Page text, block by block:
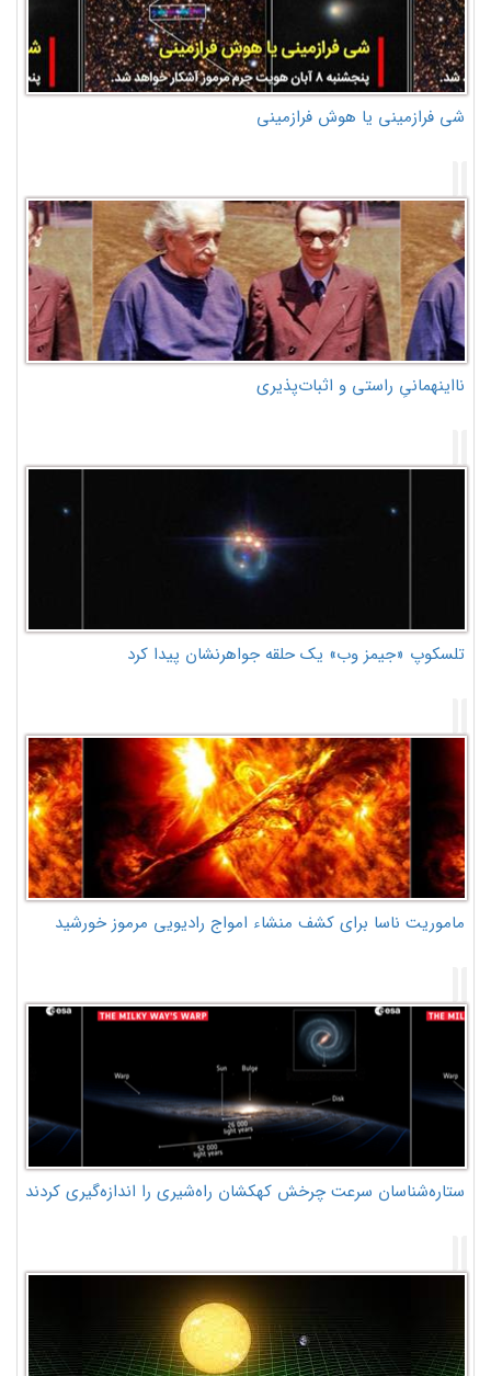
شی فرازمینی یا هوش فرازمینی
نااینهمانیِ راستی و اثبات‌پذیری
تلسکوپ «جیمز وب» یک حلقه جواهرنشان پیدا کرد
ماموریت ناسا برای کشف منشاء امواج رادیویی مرموز خورشید
ستاره‌شناسان سرعت چرخش کهکشان راه‌شیری را اندازه‌گیری کردند